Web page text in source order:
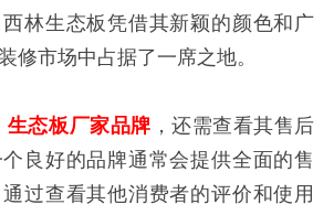
林生态板凭借其新颖的颜色和广
修市场中占据了一席之地。
生态板厂家品牌 ，还需查看其售后
良好的品牌通常会提供全面的售
过查看其他消费者的评价和使用